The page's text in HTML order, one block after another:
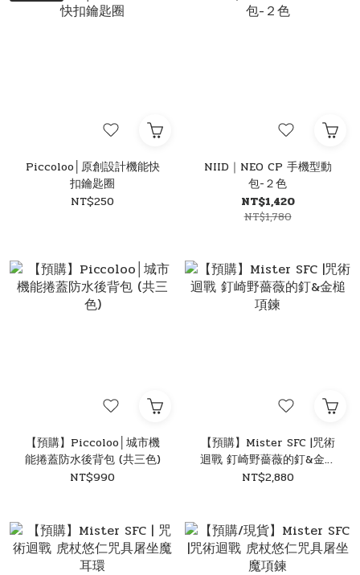
Piccoloo│原創設計機能快
扣鑰匙圈
NT$250
NIID｜NEO CP 手機型動
包-２色
NT$1,420
NT$1,780
【預購】Piccoloo│城市機
能捲蓋防水後背包 (共三色)
NT$990
【預購】Mister SFC |咒術
迴戰 釘崎野薔薇的釘&金槌
項鍊
NT$2,880